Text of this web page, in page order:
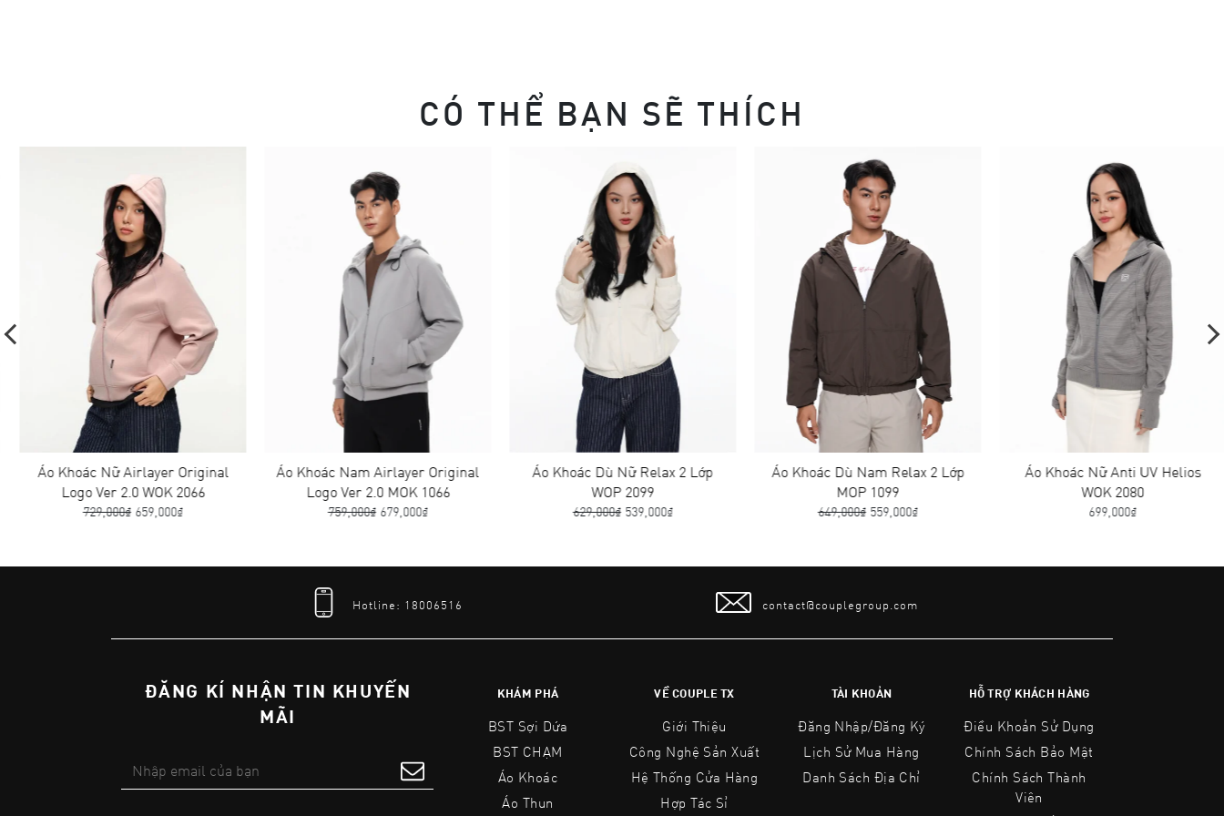
CÓ THỂ BẠN SẼ THÍCH
Áo Khoác Nữ Airlayer Original
Logo Ver 2.0 WOK 2066
729,000₫ 659,000₫
Áo Khoác Nam Airlayer Original
Logo Ver 2.0 MOK 1066
759,000₫ 679,000₫
Áo Khoác Dù Nữ Relax 2 Lớp
WOP 2099
629,000₫ 539,000₫
Áo Khoác Dù Nam Relax 2 Lớp
MOP 1099
649,000₫ 559,000₫
Áo Khoác Nữ Anti UV Helios
WOK 2080
699,000₫
Hotline: 18006516 contact@couplegroup.com
ĐĂNG KÍ NHẬN TIN KHUYẾN
MÃI
KHÁM PHÁ
BST Sợi Dứa
BST CHẠM
Áo Khoác
Áo Thun
VỀ COUPLE TX
Giới Thiệu
Công Nghệ Sản Xuất
Hệ Thống Cửa Hàng
Hợp Tác Sỉ
TÀI KHOẢN
Đăng Nhập/Đăng Ký
Lịch Sử Mua Hàng
Danh Sách Địa Chỉ
HỖ TRỢ KHÁCH HÀNG
Điều Khoản Sử Dụng
Chính Sách Bảo Mật
Chính Sách Thành
Viên